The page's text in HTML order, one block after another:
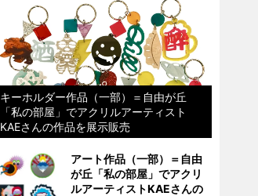
キーホルダー作品（一部）＝自由が丘
「私の部屋」でアクリルアーティスト
KAEさんの作品を展示販売
アート作品（一部）＝自由
が丘「私の部屋」でアクリ
ルアーティストKAEさんの